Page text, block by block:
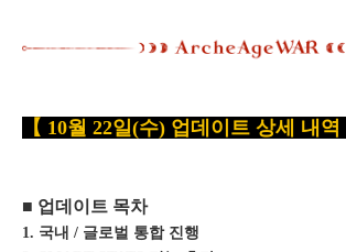
【 10월 22일(수) 업데이트 상세 내역
■ 업데이트 목차
1. 국내 / 글로벌 통합 진행